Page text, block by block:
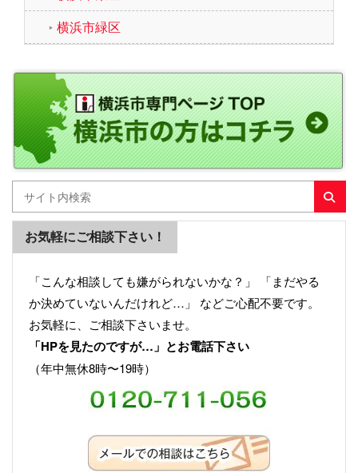
横浜市緑区
お気軽にご相談下さい！
「こんな相談しても嫌がられないかな？」 「まだやる
か決めていないんだけれど…」 などご心配不要です。
お気軽に、ご相談下さいませ。
「HPを見たのですが…」とお電話下さい
（年中無休8時〜19時）